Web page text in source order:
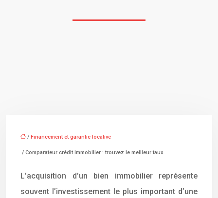
/ Financement et garantie locative
/ Comparateur crédit immobilier : trouvez le meilleur taux
L’acquisition d’un bien immobilier représente
souvent l’investissement le plus important d’une